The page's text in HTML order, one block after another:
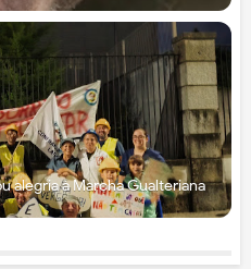
alegria à Marcha Gualteriana